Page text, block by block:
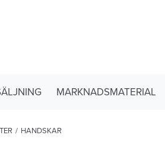
MARKNADSMATERIAL
/ HANDSKAR